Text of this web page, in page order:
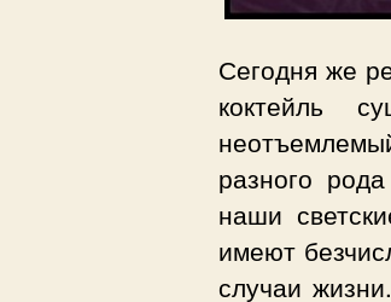
Сегодня же
коктейль
разного
наши
имеют
случаи